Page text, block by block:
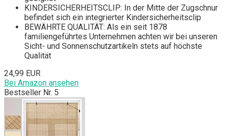
KINDERSICHERHEITSCLIP: In der Mitte der Zugschnur
befindet sich ein integrierter Kindersicherheitsclip
BEWÄHRTE QUALITÄT: Als ein seit 1878
familiengeführtes Unternehmen achten wir bei unseren
Sicht- und Sonnenschutzartikeln stets auf höchste
Qualität
24,99 EUR
Bei Amazon ansehen
Bestseller Nr. 5